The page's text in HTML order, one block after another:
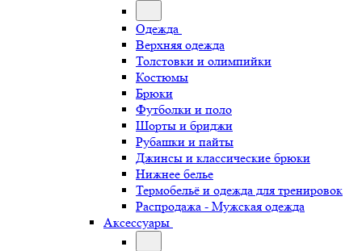
Одежда
Верхняя одежда
Толстовки и олимпийки
Костюмы
Брюки
Футболки и поло
Шорты и бриджи
Рубашки и пайты
Джинсы и классические брюки
Нижнее белье
Термобельё и одежда для тренировок
Распродажа - Мужская одежда
Аксессуары